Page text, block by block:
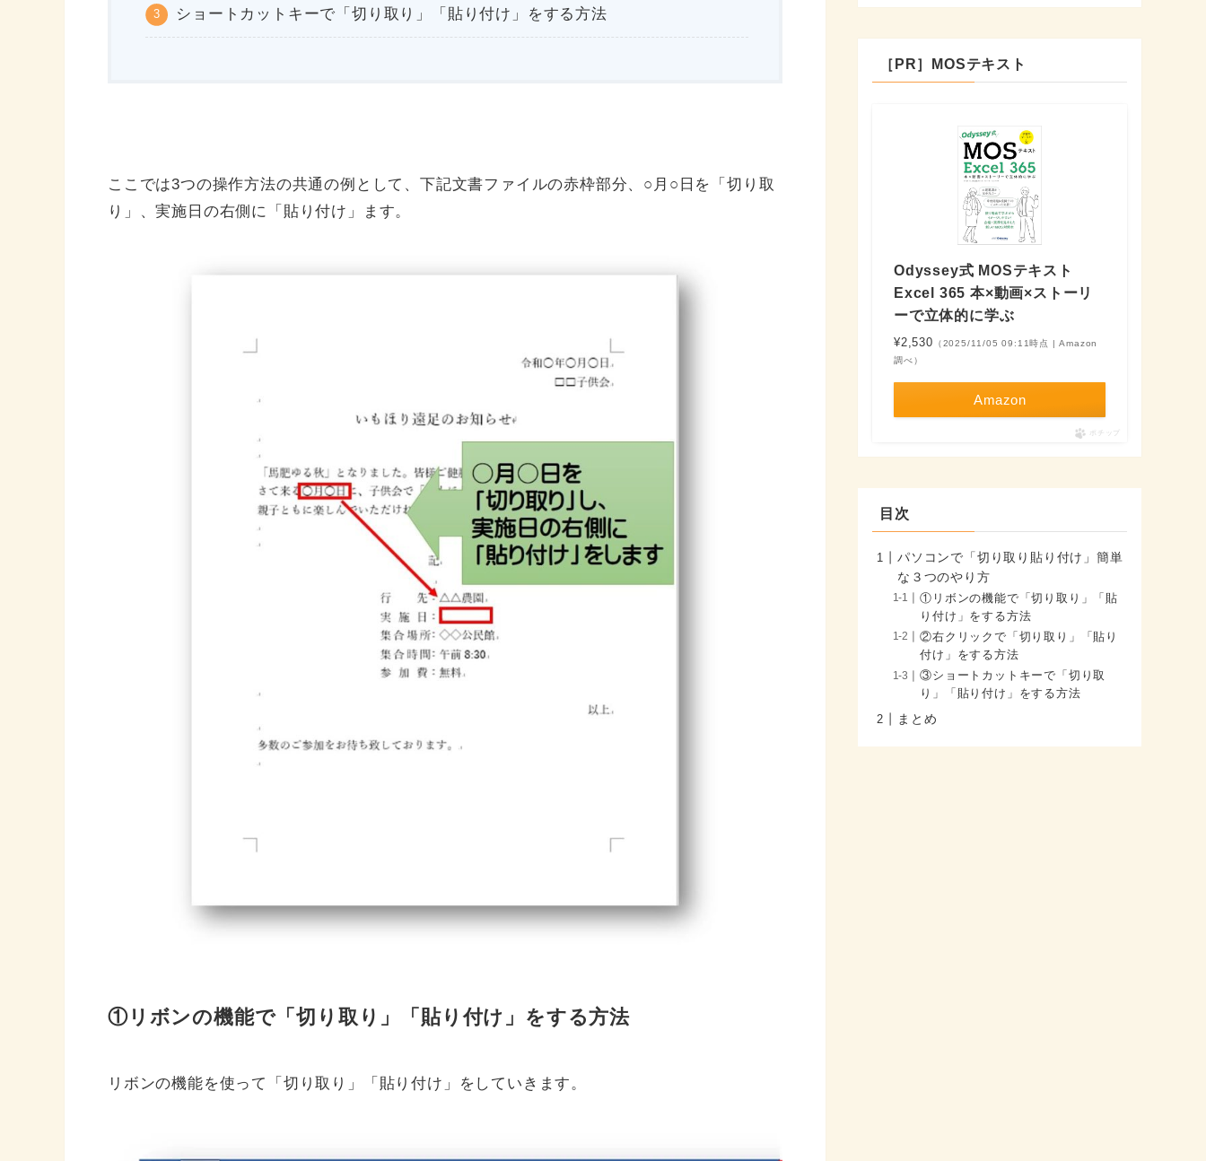
ショートカットキーで「切り取り」「貼り付け」をする方法
ここでは3つの操作方法の共通の例として、下記文書ファイルの赤枠部分、○月○日を「切り取
り」、実施日の右側に「貼り付け」ます。
①リボンの機能で「切り取り」「貼り付け」をする方法
リボンの機能を使って「切り取り」「貼り付け」をしていきます。
［PR］MOSテキスト
Odyssey式 MOSテキスト
Excel 365 本×動画×ストーリ
ーで立体的に学ぶ
¥2,530 （2025/11/05 09:11時点 | Amazon
調べ）
Amazon
ポチップ
目次
パソコンで「切り取り貼り付け」簡単
な３つのやり方
①リボンの機能で「切り取り」「貼
り付け」をする方法
②右クリックで「切り取り」「貼り
付け」をする方法
③ショートカットキーで「切り取
り」「貼り付け」をする方法
まとめ